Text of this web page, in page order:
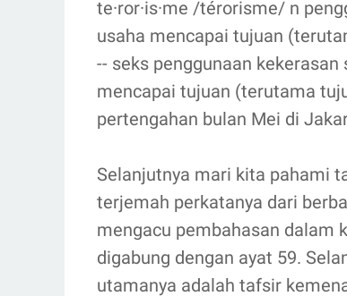
te·ror·is·me /térorisme/ n
usaha mencapai tujuan
-- seks penggunaan
mencapai tujuan (terutama
pertengahan bulan Mei di
Selanjutnya mari kita pahami
terjemah perkatanya dari
mengacu pembahasan dalam
digabung dengan ayat 59.
utamanya adalah tafsir